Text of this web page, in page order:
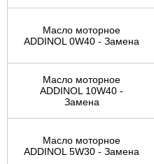
Масло моторное
ADDINOL 0W40 - Замена
Масло моторное
ADDINOL 10W40 -
Замена
Масло моторное
ADDINOL 5W30 - Замена